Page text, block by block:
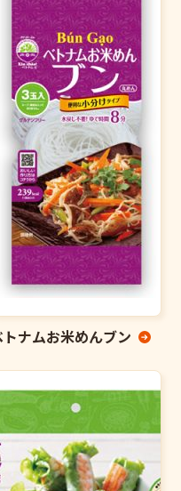
ナムお米めんブン